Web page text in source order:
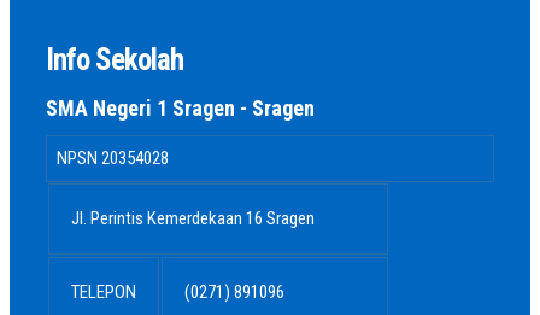
Info Sekolah
SMA Negeri 1 Sragen - Sragen
NPSN 20354028
Jl. Perintis Kemerdekaan 16 Sragen
TELEPON (0271) 891096